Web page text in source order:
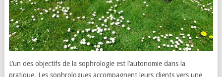
L’un des objectifs de la sophrologie est l’autonomie dans la
pratique. Les sophrologues accompagnent leurs clients vers une